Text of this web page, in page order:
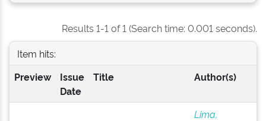
Results 1-1 of 1 (Search time: 0.001 seconds).
Item hits:
Preview
Issue
Date
Title Author(s)
Lima,